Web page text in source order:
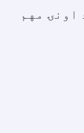
اونۍ مهم